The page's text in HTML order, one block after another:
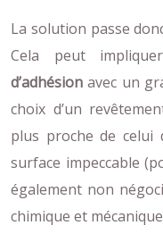
La solution passe
Cela peut
d’adhésion avec un
choix d’un
plus proche de celui
surface impeccable
également non
chimique et